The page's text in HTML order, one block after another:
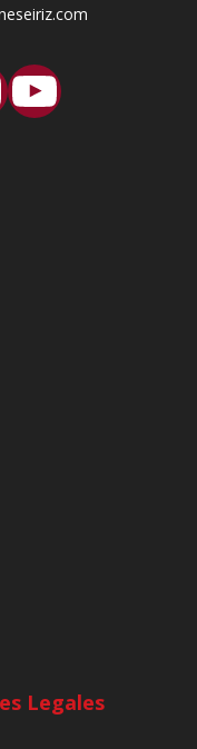
YouTube
Legales